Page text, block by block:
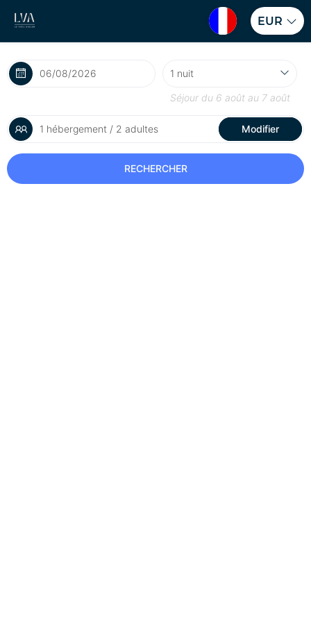
EUR
Séjour du 6 août au 7 août
1 hébergement / 2 adultes Modifier